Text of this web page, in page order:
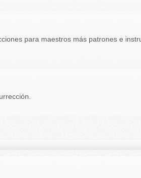
para maestros más patrones e